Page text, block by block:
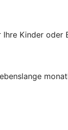
Kinder oder